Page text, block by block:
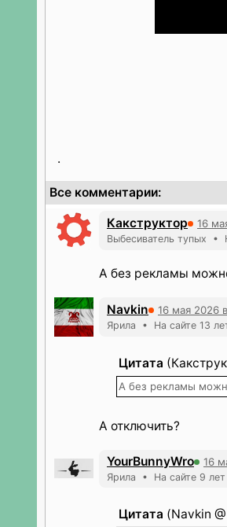
.
Все комментарии:
Какструктор 16
Выбесиватель тупых •
А без рекламы
Navkin 16 мая 2026
Ярила • На сайте 13
Цитата
А без рекламы
А отключить?
YourBunnyWro 16
Ярила • На сайте 9 лет
Цитата (Navkin